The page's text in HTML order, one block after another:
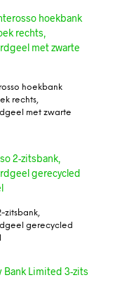
hoekbank
rechts,
met zwarte
zitsbank,
gerecycled